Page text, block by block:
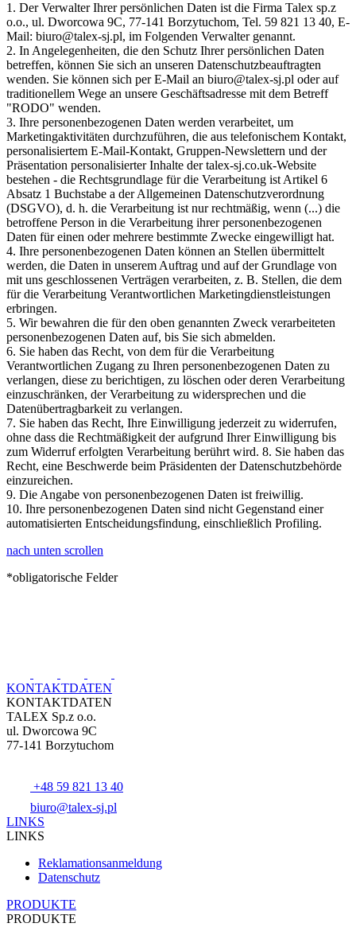
1. Der Verwalter Ihrer persönlichen Daten ist die Firma Talex sp.z
o.o., ul. Dworcowa 9C, 77-141 Borzytuchom, Tel. 59 821 13 40, E-
Mail: biuro@talex-sj.pl, im Folgenden Verwalter genannt.
2. In Angelegenheiten, die den Schutz Ihrer persönlichen Daten
betreffen, können Sie sich an unseren Datenschutzbeauftragten
wenden. Sie können sich per E-Mail an biuro@talex-sj.pl oder auf
traditionellem Wege an unsere Geschäftsadresse mit dem Betreff
"RODO" wenden.
3. Ihre personenbezogenen Daten werden verarbeitet, um
Marketingaktivitäten durchzuführen, die aus telefonischem Kontakt,
personalisiertem E-Mail-Kontakt, Gruppen-Newslettern und der
Präsentation personalisierter Inhalte der talex-sj.co.uk-Website
bestehen - die Rechtsgrundlage für die Verarbeitung ist Artikel 6
Absatz 1 Buchstabe a der Allgemeinen Datenschutzverordnung
(DSGVO), d. h. die Verarbeitung ist nur rechtmäßig, wenn (...) die
betroffene Person in die Verarbeitung ihrer personenbezogenen
Daten für einen oder mehrere bestimmte Zwecke eingewilligt hat.
4. Ihre personenbezogenen Daten können an Stellen übermittelt
werden, die Daten in unserem Auftrag und auf der Grundlage von
mit uns geschlossenen Verträgen verarbeiten, z. B. Stellen, die dem
für die Verarbeitung Verantwortlichen Marketingdienstleistungen
erbringen.
5. Wir bewahren die für den oben genannten Zweck verarbeiteten
personenbezogenen Daten auf, bis Sie sich abmelden.
6. Sie haben das Recht, von dem für die Verarbeitung
Verantwortlichen Zugang zu Ihren personenbezogenen Daten zu
verlangen, diese zu berichtigen, zu löschen oder deren Verarbeitung
einzuschränken, der Verarbeitung zu widersprechen und die
Datenübertragbarkeit zu verlangen.
7. Sie haben das Recht, Ihre Einwilligung jederzeit zu widerrufen,
ohne dass die Rechtmäßigkeit der aufgrund Ihrer Einwilligung bis
zum Widerruf erfolgten Verarbeitung berührt wird. 8. Sie haben das
Recht, eine Beschwerde beim Präsidenten der Datenschutzbehörde
einzureichen.
9. Die Angabe von personenbezogenen Daten ist freiwillig.
10. Ihre personenbezogenen Daten sind nicht Gegenstand einer
automatisierten Entscheidungsfindung, einschließlich Profiling.
nach unten scrollen
*obligatorische Felder
KONTAKTDATEN
KONTAKTDATEN
TALEX Sp.z o.o.
ul. Dworcowa 9C
77-141 Borzytuchom
+48 59 821 13 40
biuro@talex-sj.pl
LINKS
LINKS
Reklamationsanmeldung
Datenschutz
PRODUKTE
PRODUKTE